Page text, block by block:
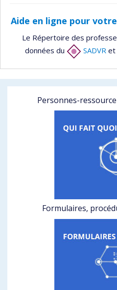
Aide en ligne pour
Le Répertoire des
données du
SADVR et
Personnes-
Formulaires,